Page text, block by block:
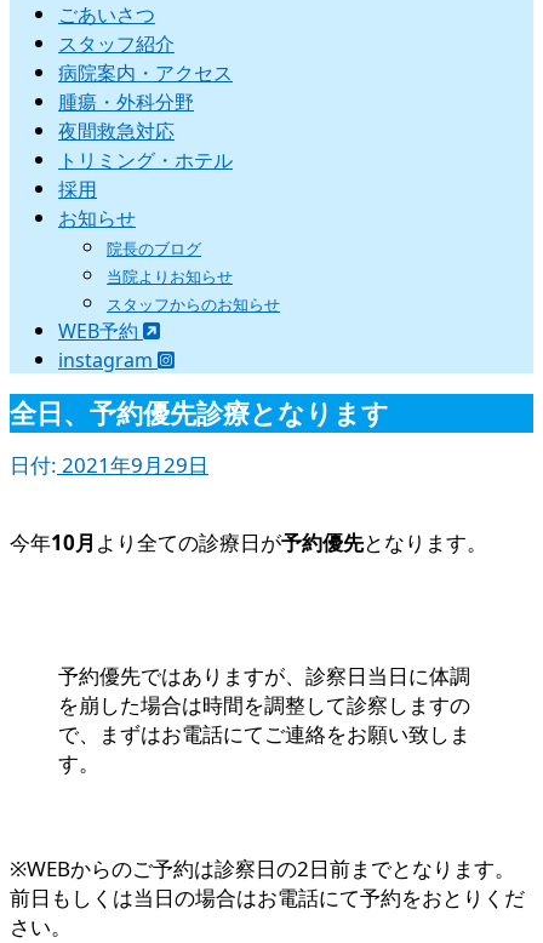
ごあいさつ
スタッフ紹介
病院案内・アクセス
腫瘍・外科分野
夜間救急対応
トリミング・ホテル
採用
お知らせ
院長のブログ
当院よりお知らせ
スタッフからのお知らせ
WEB予約
instagram
全日、予約優先診療となります
日付: 2021年9月29日
今年10月 より全ての診療日が予約優先となります。
予約優先ではありますが、診察日当日に体調
を崩した場合は時間を調整して診察しますの
で、まずはお電話にてご連絡をお願い致しま
す。
※WEBからのご予約は診察日の2日前までとなります。
前日もしくは当日の場合はお電話にて予約をおとりくだ
さい。